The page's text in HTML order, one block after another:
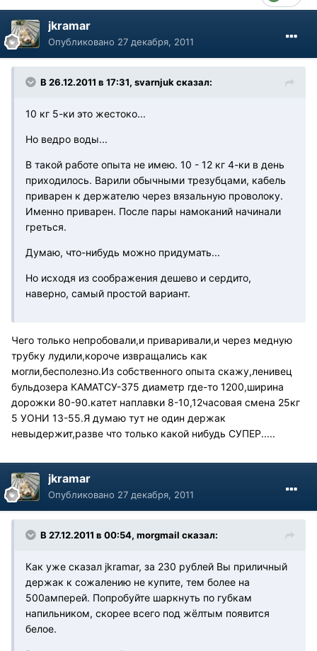
jkramar
Опубликовано 27 декабря, 2011
В 26.12.2011 в 17:31, svarnjuk сказал:
10 кг 5-ки это жестоко...
Но ведро воды...
В такой работе опыта не имею. 10 - 12 кг 4-ки в день
приходилось. Варили обычными трезубцами, кабель
приварен к держателю через вязальную проволоку.
Именно приварен. После пары намоканий начинали
греться.
Думаю, что-нибудь можно придумать...
Но исходя из соображения дешево и сердито,
наверно, самый простой вариант.
Чего только непробовали,и приваривали,и через медную
трубку лудили,короче извращались как
могли,бесполезно.Из собственного опыта скажу,ленивец
бульдозера КАМАТСУ-375 диаметр где-то 1200,ширина
дорожки 80-90.катет наплавки 8-10,12часовая смена 25кг
5 УОНИ 13-55.Я думаю тут не один держак
невыдержит,разве что только какой нибудь СУПЕР.....
jkramar
Опубликовано 27 декабря, 2011
В 27.12.2011 в 00:54, morgmail сказал:
Как уже сказал jkramar, за 230 рублей Вы приличный
держак к сожалению не купите, тем более на
500амперей. Попробуйте шаркнуть по губкам
напильником, скорее всего под жёлтым появится
белое.